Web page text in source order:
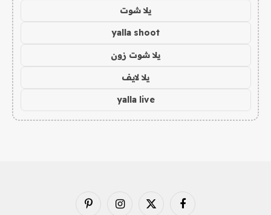
يلا شوت
yalla shoot
يلا شوت زون
يلا لايف
yalla live
فيسبوك X الانستغرامبينتيريست